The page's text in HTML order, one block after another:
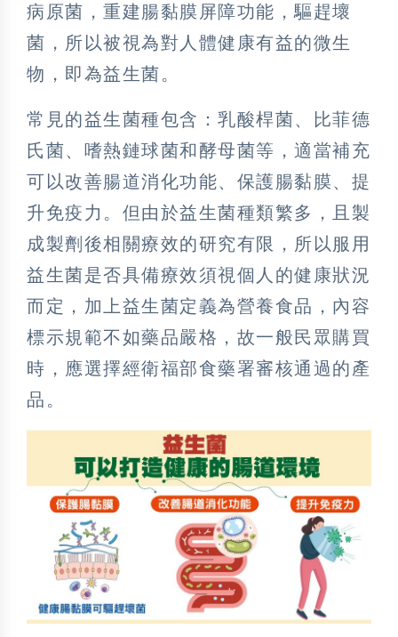
病原菌，重建腸黏膜屏障功能，驅趕壞
菌，所以被視為對人體健康有益的微生
物，即為益生菌。
常見的益生菌種包含：乳酸桿菌、比菲德
氏菌、嗜熱鏈球菌和酵母菌等，適當補充
可以改善腸道消化功能、保護腸黏膜、提
升免疫力。但由於益生菌種類繁多，且製
成製劑後相關療效的研究有限，所以服用
益生菌是否具備療效須視個人的健康狀況
而定，加上益生菌定義為營養食品，內容
標示規範不如藥品嚴格，故一般民眾購買
時，應選擇經衛福部食藥署審核通過的產
品。